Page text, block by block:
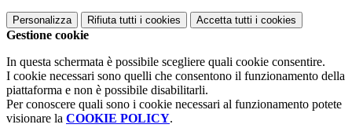
Personalizza Rifiuta tutti i cookies Accetta tutti i cookies
Gestione cookie
In questa schermata è possibile scegliere quali cookie consentire.
I cookie necessari sono quelli che consentono il funzionamento della
piattaforma e non è possibile disabilitarli.
Per conoscere quali sono i cookie necessari al funzionamento potete
visionare la COOKIE POLICY.